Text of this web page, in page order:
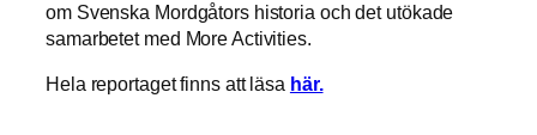
om Svenska Mordgåtors historia och det utökade
samarbetet med More Activities.
Hela reportaget finns att läsa här.